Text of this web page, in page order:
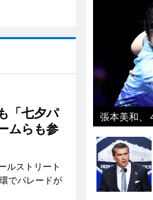
「七夕パ
ムらも参
ルストリート
でパレードが
張本美和、